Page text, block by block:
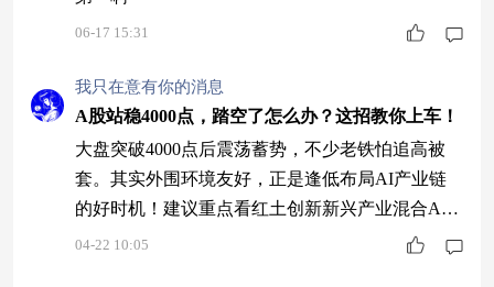
06-17 15:31
我只在意有你的消息
A股站稳4000点，踏空了怎么办？这招教你上车！
大盘突破4000点后震荡蓄势，不少老铁怕追高被
套。其实外围环境友好，正是逢低布局AI产业链
的好时机！建议重点看红土创新新兴产业混合A(0
01753)，近一年涨幅高达265%，同类排名前1%。
04-22 10:05